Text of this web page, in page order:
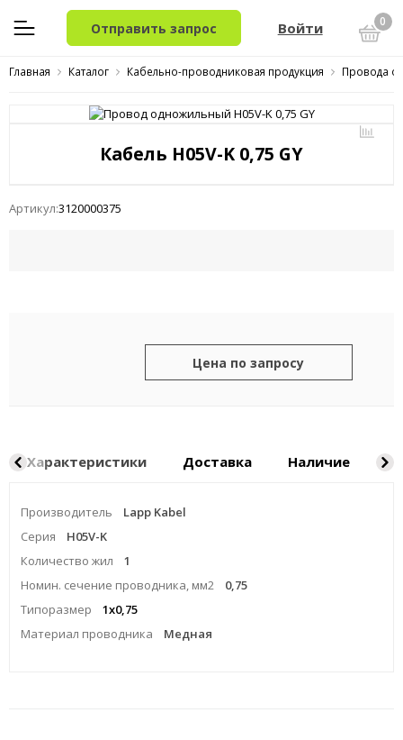
Отправить запрос Войти 0
Главная Каталог Кабельно-проводниковая продукция Провода
Кабель H05V-K 0,75 GY
Артикул:3120000375
Цена по запросу
Характеристики Доставка Наличие
Производитель
Lapp Kabel
Серия
H05V-K
Количество жил
1
Номин. сечение проводника, мм2
0,75
Типоразмер
1x0,75
Материал проводника
Медная